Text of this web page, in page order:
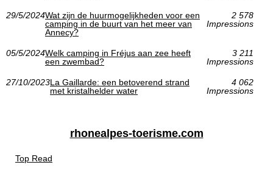
29/5/2024Wat zijn de huurmogelijkheden voor een
camping in de buurt van het meer van
Annecy?
2 578
Impressions
05/5/2024Welk camping in Fréjus aan zee heeft
een zwembad?
3 211
Impressions
27/10/2023La Gaillarde: een betoverend strand
met kristalhelder water
4 062
Impressions
rhonealpes-toerisme.com
Top Read